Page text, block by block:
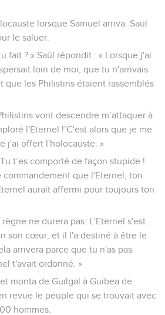
lorsque Samuel arriva. Saül
le saluer.
fait ? » Saül répondit : « Lorsque j'ai
loin de moi, que tu n'arrivais
que les Philistins étaient rassemblés
vont descendre m’attaquer à
l'Eternel !’C'est alors que je me
j'ai offert l'holocauste. »
t’es comporté de façon stupide !
commandement que l'Eternel, ton
aurait affermi pour toujours ton
ne durera pas. L'Eternel s'est
son cœur, et il l'a destiné à être le
arrivera parce que tu n'as pas
t'avait ordonné. »
monta de Guilgal à Guibea de
revue le peuple qui se trouvait avec
hommes.